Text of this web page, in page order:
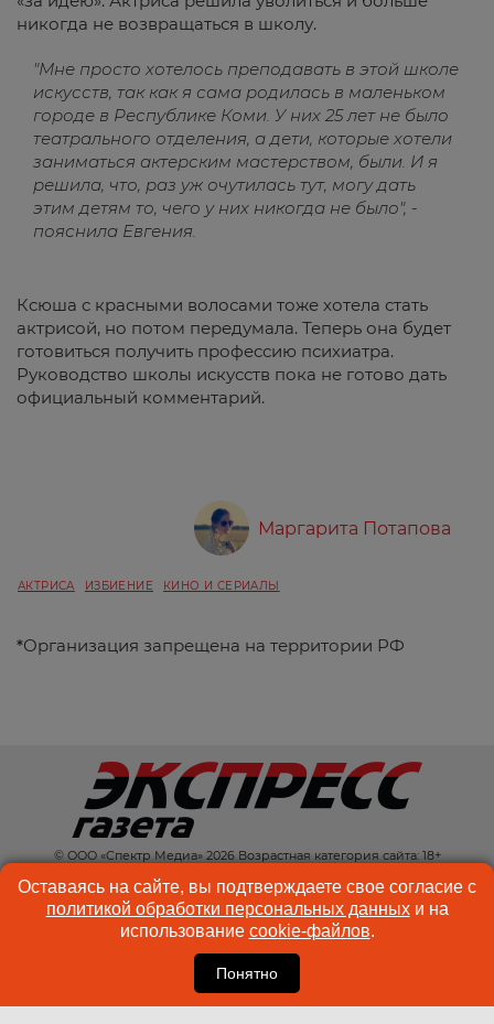
никогда не возвращаться в школу.
"Мне просто хотелось преподавать в этой школе
искусств, так как я сама родилась в маленьком
городе в Республике Коми. У них 25 лет не было
театрального отделения, а дети, которые хотели
заниматься актерским мастерством, были. И я
решила, что, раз уж очутилась тут, могу дать
этим детям то, чего у них никогда не было", -
пояснила Евгения.
Ксюша с красными волосами тоже хотела стать
актрисой, но потом передумала. Теперь она будет
готовиться получить профессию психиатра.
Руководство школы искусств пока не готово дать
официальный комментарий.
Маргарита Потапова
АКТРИСА ИЗБИЕНИЕ КИНО И СЕРИАЛЫ
*Организация запрещена на территории РФ
© ООО «Спектр Медиа» 2026 Возрастная категория сайта: 18+
КОНТАКТЫ
РЕКЛАМА
КУКИ-ФАЙЛЫ
ПОЛЬЗОВАТЕЛЬСКОЕ
СОГЛАШЕНИЕ
Оставаясь на сайте, вы подтверждаете свое согласие с
политикой обработки персональных данныхи на
использование cookie-файлов.
Понятно